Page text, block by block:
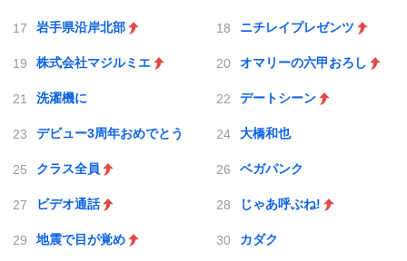
岩手県沿岸北部 ニチレイプレゼンツ
株式会社マジルミエ オマリーの六甲おろし
洗濯機に デートシーン
デビュー3周年おめでとう 大橋和也
クラス全員 ベガパンク
ビデオ通話 じゃあ呼ぶね!
地震で目が覚め カダク